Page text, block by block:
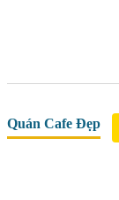
Quán Cafe Đẹp